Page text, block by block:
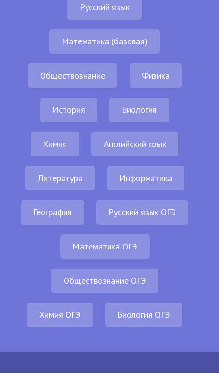
Русский язык
Математика (базовая)
Обществознание Физика
История Биология
Химия Английский язык
Литература Информатика
География Русский язык ОГЭ
Математика ОГЭ
Обществознание ОГЭ
Химия ОГЭ Биология ОГЭ